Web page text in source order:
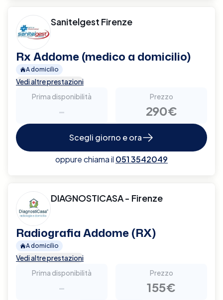
Sanitelgest Firenze
Rx Addome (medico a domicilio)
A domicilio
Vedi altre prestazioni
Prima disponibilità
-
Prezzo
290€
Scegli giorno e ora
oppure chiama il 051 3542049
DIAGNOSTICASA - Firenze
Radiografia Addome (RX)
A domicilio
Vedi altre prestazioni
Prima disponibilità
-
Prezzo
155€